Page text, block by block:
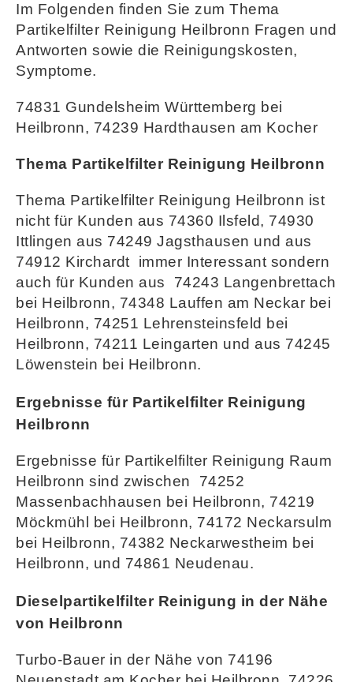
Im Folgenden finden Sie zum Thema
Partikelfilter Reinigung Heilbronn Fragen und
Antworten sowie die Reinigungskosten,
Symptome.
74831 Gundelsheim Württemberg bei
Heilbronn, 74239 Hardthausen am Kocher
Thema Partikelfilter Reinigung Heilbronn
Thema Partikelfilter Reinigung Heilbronn ist
nicht für Kunden aus 74360 Ilsfeld, 74930
Ittlingen aus 74249 Jagsthausen und aus
74912 Kirchardt immer Interessant sondern
auch für Kunden aus 74243 Langenbrettach
bei Heilbronn, 74348 Lauffen am Neckar bei
Heilbronn, 74251 Lehrensteinsfeld bei
Heilbronn, 74211 Leingarten und aus 74245
Löwenstein bei Heilbronn.
Ergebnisse für Partikelfilter Reinigung
Heilbronn
Ergebnisse für Partikelfilter Reinigung Raum
Heilbronn sind zwischen 74252
Massenbachhausen bei Heilbronn, 74219
Möckmühl bei Heilbronn, 74172 Neckarsulm
bei Heilbronn, 74382 Neckarwestheim bei
Heilbronn, und 74861 Neudenau.
Dieselpartikelfilter Reinigung in der Nähe
von Heilbronn
Turbo-Bauer in der Nähe von 74196